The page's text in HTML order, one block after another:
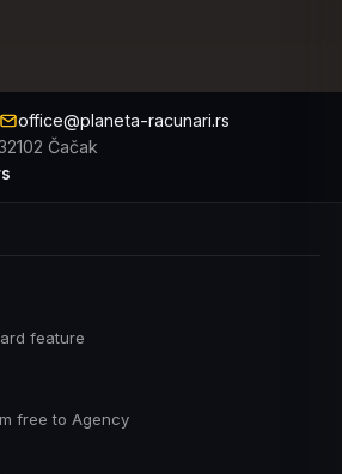
office@planeta-racunari.rs
Čačak
feature
free to Agency